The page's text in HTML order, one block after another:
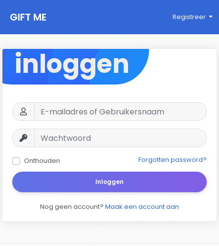
GIFT ME Registreer
inloggen
Onthouden Forgotten password?
Inloggen
Nog geen account? Maak een account aan